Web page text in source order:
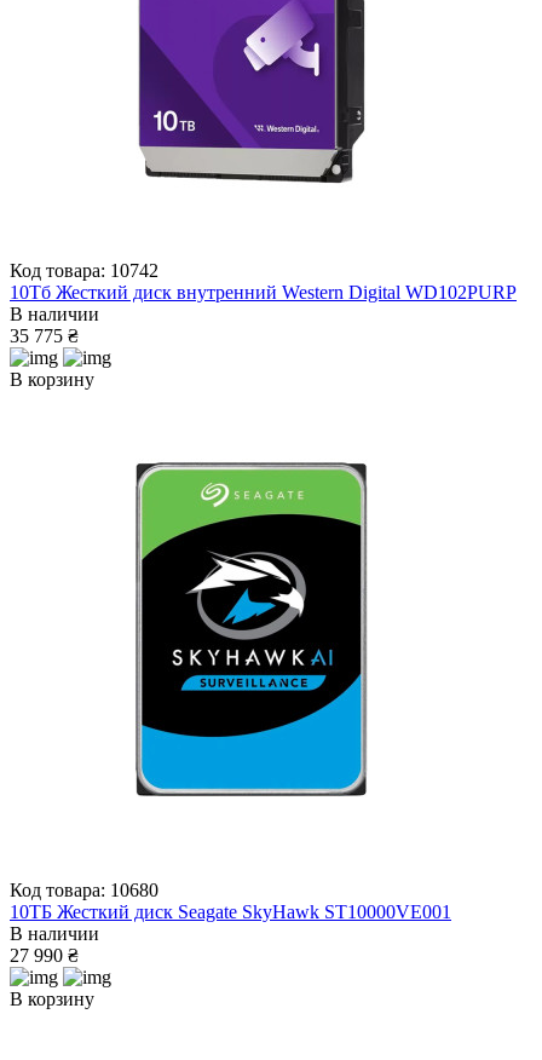
Код товара: 10742
10Тб Жесткий диск внутренний Western Digital WD102PURP
В наличии
35 775 ₴
В корзину
Код товара: 10680
10ТБ Жесткий диск Seagate SkyHawk ST10000VE001
В наличии
27 990 ₴
В корзину